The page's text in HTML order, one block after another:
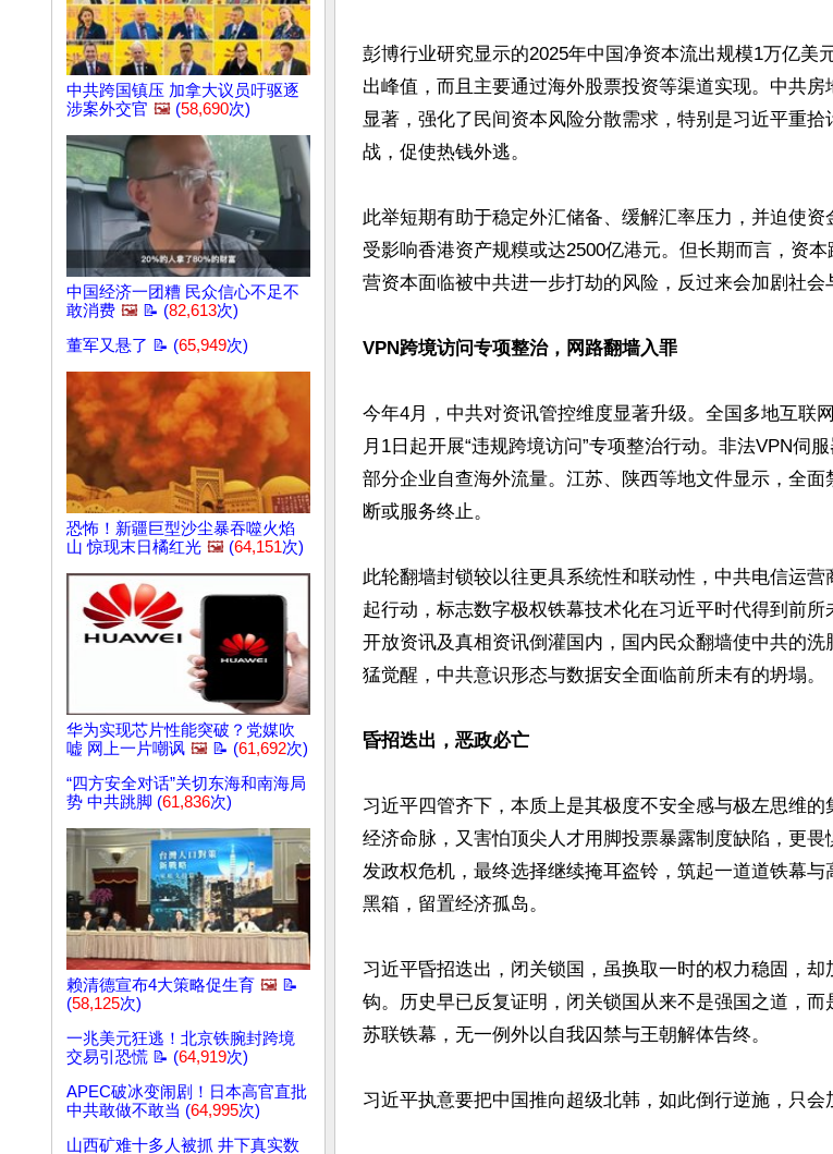
中共跨国镇压 加拿大议员吁驱逐
涉案外交官 🖼️ (58,690次)
中国经济一团糟 民众信心不足不
敢消费 🖼️ 📝 (82,613次)
董军又悬了 📝 (65,949次)
恐怖！新疆巨型沙尘暴吞噬火焰
山 惊现末日橘红光 🖼️ (64,151次)
华为实现芯片性能突破？党媒吹
嘘 网上一片嘲讽 🖼️ 📝 (61,692次)
“四方安全对话”关切东海和南海局
势 中共跳脚 (61,836次)
赖清德宣布4大策略促生育 🖼️ 📝
(58,125次)
一兆美元狂逃！北京铁腕封跨境
交易引恐慌 📝 (64,919次)
APEC破冰变闹剧！日本高官直批
中共敢做不敢当 (64,995次)
山西矿难十多人被抓 井下真实数
彭博行业研究显示的2025年中国净资本流出规模1万亿美
出峰值，而且主要通过海外股票投资等渠道实现。中共
显著，强化了民间资本风险分散需求，特别是习近平重
战，促使热钱外逃。
此举短期有助于稳定外汇储备、缓解汇率压力，并迫使资
受影响香港资产规糢或达2500亿港元。但长期而言，资
营资本面临被中共进一步打劫的风险，反过来会加剧社会
VPN跨境访问专项整治，网路翻墙入罪
今年4月，中共对资讯管控维度显著升级。全国多地互联
月1日起开展“违规跨境访问”专项整治行动。非法VPN伺
部分企业自查海外流量。江苏、陕西等地文件显示，全
断或服务终止。
此轮翻墙封锁较以往更具系统性和联动性，中共电信运
起行动，标志数字极权铁幕技术化在习近平时代得到前
开放资讯及真相资讯倒灌国内，国内民众翻墙使中共的
猛觉醒，中共意识形态与数据安全面临前所未有的坍塌。
昏招迭出，恶政必亡
习近平四管齐下，本质上是其极度不安全感与极左思维
经济命脉，又害怕顶尖人才用脚投票暴露制度缺陷，更畏
发政权危机，最终选择继续掩耳盗铃，筑起一道道铁幕
黑箱，留置经济孤岛。
习近平昏招迭出，闭关锁国，虽换取一时的权力稳固，
钩。历史早已反复证明，闭关锁国从来不是强国之道，而
苏联铁幕，无一例外以自我囚禁与王朝解体告终。
习近平执意要把中国推向超级北韩，如此倒行逆施，只会